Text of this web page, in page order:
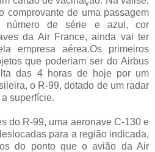
comprovante de uma passagem
número de série e azul, cor
da Air France, ainda vai ter
empresa aérea.Os primeiros
que poderiam ser do Airbus
das 4 horas de hoje por um
o R-99, dotado de um radar
superfície.
do R-99, uma aeronave C-130 e
para a região indicada,
do ponto que o avião da Air